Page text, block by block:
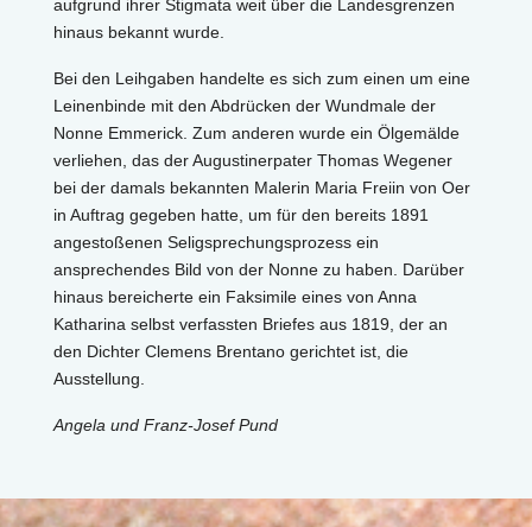
aufgrund ihrer Stigmata weit über die Landesgrenzen
hinaus bekannt wurde.
Bei den Leihgaben handelte es sich zum einen um eine
Leinenbinde mit den Abdrücken der Wundmale der
Nonne Emmerick. Zum anderen wurde ein Ölgemälde
verliehen, das der Augustinerpater Thomas Wegener
bei der damals bekannten Malerin Maria Freiin von Oer
in Auftrag gegeben hatte, um für den bereits 1891
angestoßenen Seligsprechungsprozess ein
ansprechendes Bild von der Nonne zu haben. Darüber
hinaus bereicherte ein Faksimile eines von Anna
Katharina selbst verfassten Briefes aus 1819, der an
den Dichter Clemens Brentano gerichtet ist, die
Ausstellung.
Angela und Franz-Josef Pund